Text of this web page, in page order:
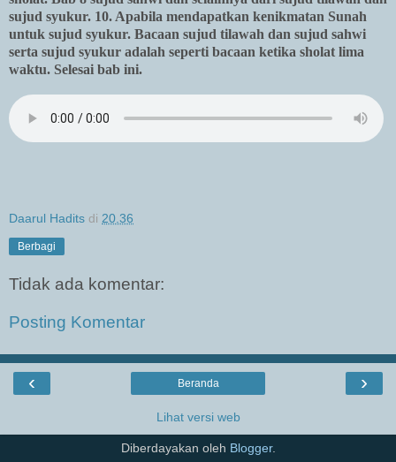
sujud syukur. 10. Apabila mendapatkan kenikmatan Sunah
untuk sujud syukur. Bacaan sujud tilawah dan sujud sahwi
serta sujud syukur adalah seperti bacaan ketika sholat lima
waktu. Selesai bab ini.
Daarul Hadits di 20.36
Berbagi
Tidak ada komentar:
Posting Komentar
‹ ›
Beranda
Lihat versi web
Diberdayakan oleh Blogger.